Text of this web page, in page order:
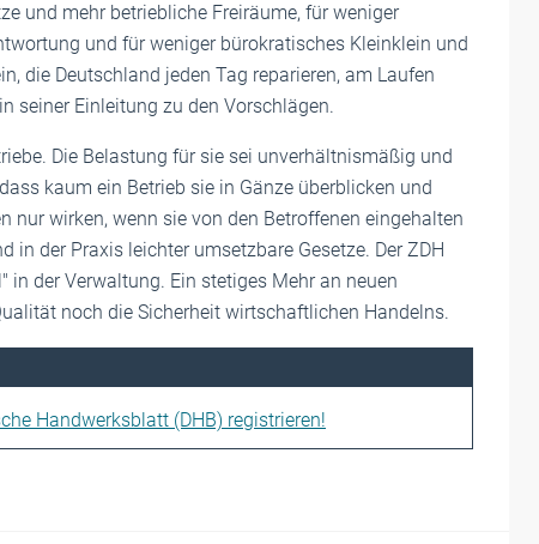
und mehr betriebliche Freiräume, für weniger
und für weniger bürokratisches Kleinklein und
die Deutschland jeden Tag reparieren, am Laufen
seiner Einleitung zu den Vorschlägen.
Die Belastung für sie sei unverhältnismäßig und
kaum ein Betrieb sie in Gänze überblicken und
nur wirken, wenn sie von den Betroffenen eingehalten
in der Praxis leichter umsetzbare Gesetze. Der ZDH
der Verwaltung. Ein stetiges Mehr an neuen
noch die Sicherheit wirtschaftlichen Handelns.
Handwerksblatt (DHB) registrieren!